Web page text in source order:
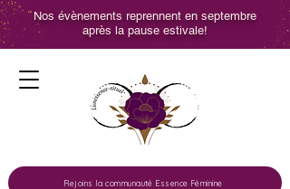
Rejoins la communauté Essence Féminine
Nos évènements reprennent en septembre
après la pause estivale!